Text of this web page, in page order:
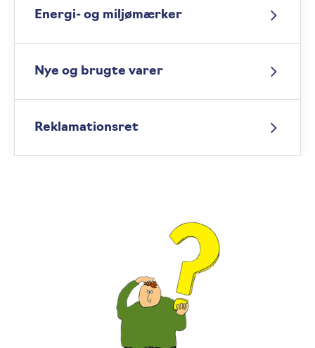
Energi- og miljømærker
Nye og brugte varer
Reklamationsret